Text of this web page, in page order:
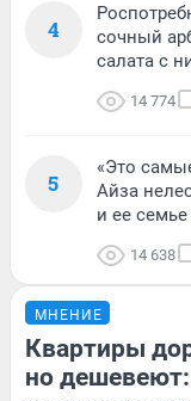
4
сочный
салата с
14 774
5
«Это
Айза
и ее семье
14 638
МНЕНИЕ
Квартиры
но